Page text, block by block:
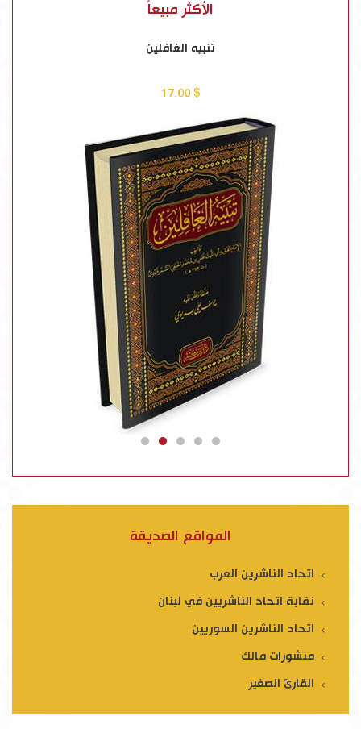
الأكثر مبيعاً
تنبيه الغافلين
$ 17.00
المواقع الصديقة
اتحاد الناشرين العرب
نقابة اتحاد الناشريين في لبنان
اتحاد الناشرين السوريين
منشورات مالك
القارئ الصغير